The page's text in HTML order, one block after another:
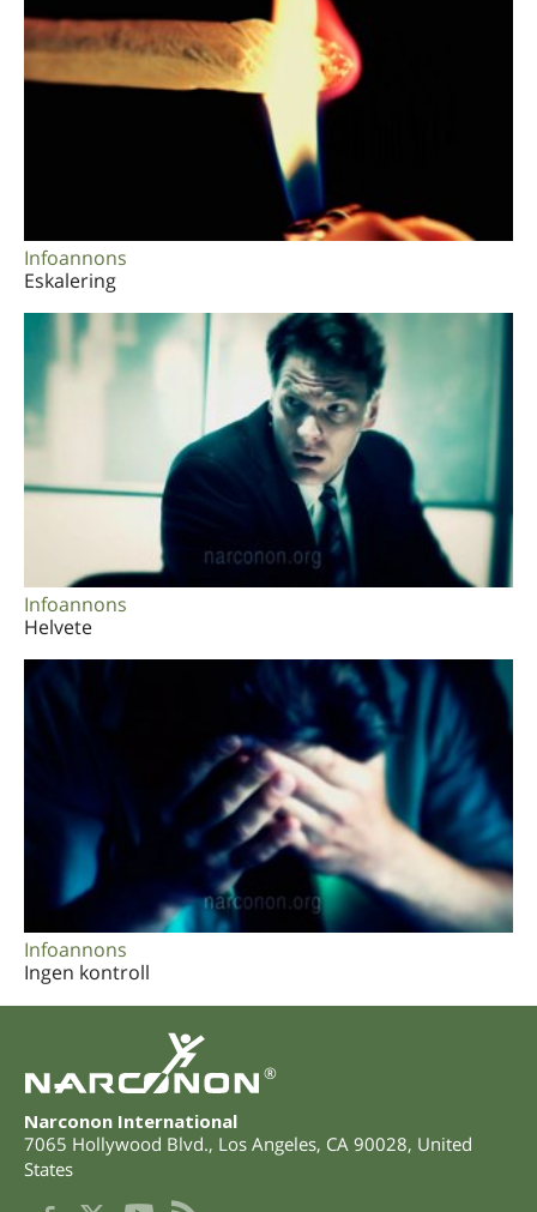
Infoannons
Eskalering
Infoannons
Helvete
Infoannons
Ingen kontroll
®
Narconon International
7065 Hollywood Blvd., Los Angeles, CA 90028, United
States